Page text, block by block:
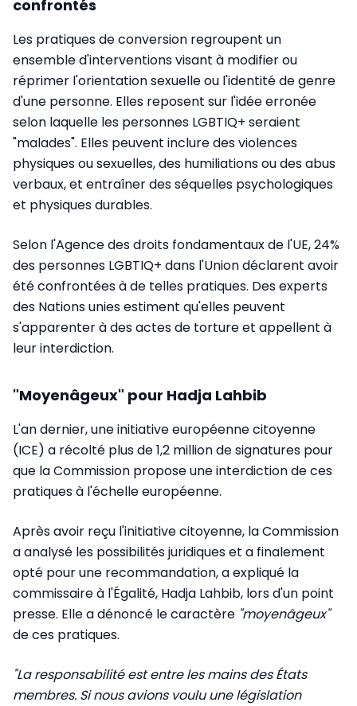
confrontés
Les pratiques de conversion regroupent un
ensemble d'interventions visant à modifier ou
réprimer l'orientation sexuelle ou l'identité de genre
d'une personne. Elles reposent sur l'idée erronée
selon laquelle les personnes LGBTIQ+ seraient
"malades". Elles peuvent inclure des violences
physiques ou sexuelles, des humiliations ou des abus
verbaux, et entraîner des séquelles psychologiques
et physiques durables.
Selon l'Agence des droits fondamentaux de l'UE, 24%
des personnes LGBTIQ+ dans l'Union déclarent avoir
été confrontées à de telles pratiques. Des experts
des Nations unies estiment qu'elles peuvent
s'apparenter à des actes de torture et appellent à
leur interdiction.
"Moyenâgeux" pour Hadja Lahbib
L'an dernier, une initiative européenne citoyenne
(ICE) a récolté plus de 1,2 million de signatures pour
que la Commission propose une interdiction de ces
pratiques à l'échelle européenne.
Après avoir reçu l'initiative citoyenne, la Commission
a analysé les possibilités juridiques et a finalement
opté pour une recommandation, a expliqué la
commissaire à l'Égalité, Hadja Lahbib, lors d'un point
presse. Elle a dénoncé le caractère "moyenâgeux"
de ces pratiques.
"La responsabilité est entre les mains des États
membres. Si nous avions voulu une législation